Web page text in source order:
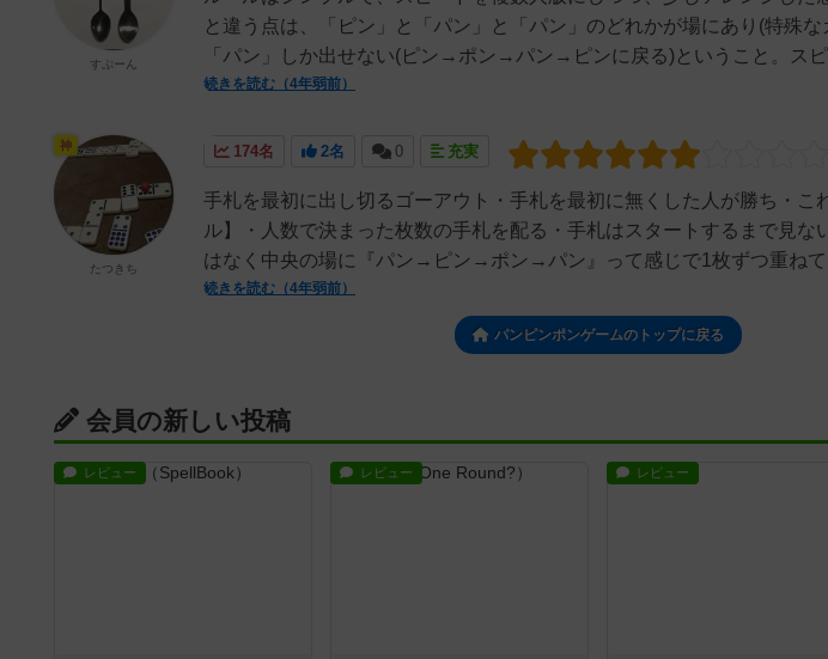
と違う点は、「ピン」と「パン」と「パン」のどれかが場にあり(特殊
「パン」しか出せない(ピン→ポン→パン→ピンに戻る)ということ。ス
続きを読む（4年弱前）
すぷーん
174名 2名 0 充実
手札を最初に出し切るゴーアウト・手札を最初に無くした人が勝ち・こ
ル】・人数で決まった枚数の手札を配る・手札はスタートするまで見な
はなく中央の場に『パン→ピン→ポン→パン』って感じで1枚ずつ重ねて
続きを読む（4年弱前）
神
たつきち
パンピンポンゲームのトップに戻る
会員の新しい投稿
レビュー レビュー レビュー